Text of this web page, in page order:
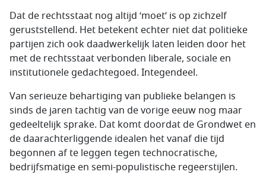
Dat de rechtsstaat nog altijd ‘moet’ is op zichzelf
geruststellend. Het betekent echter niet dat politieke
partijen zich ook daadwerkelijk laten leiden door het
met de rechtsstaat verbonden liberale, sociale en
institutionele gedachtegoed. Integendeel.
Van serieuze behartiging van publieke belangen is
sinds de jaren tachtig van de vorige eeuw nog maar
gedeeltelijk sprake. Dat komt doordat de Grondwet en
de daarachterliggende idealen het vanaf die tijd
begonnen af te leggen tegen technocratische,
bedrijfsmatige en semi-populistische regeerstijlen.